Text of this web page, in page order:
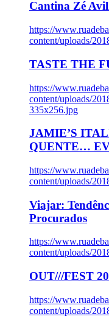
Cantina Zé
https://
content/uploads/
TASTE THE
https://
content/uploads/
335x256.jpg
JAMIE’S
QUENTE…
https://
content/uploads/
Viajar:
Procurados
https://
content/uploads/
OUT///FEST
https://
content/uploads/